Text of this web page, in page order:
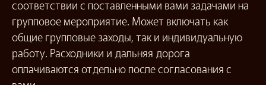
соответствии с поставленными вами задачами на
групповое мероприятие. Может включать как
общие групповые заходы, так и индивидуальную
работу. Расходники и дальняя дорога
оплачиваются отдельно после согласования с